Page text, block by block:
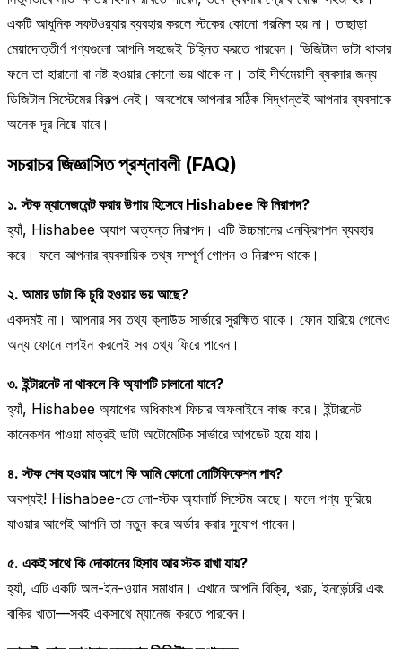
একটি আধুনিক সফটওয়্যার ব্যবহার করলে স্টকের কোনো গরমিল হয় না। তাছাড়া
মেয়াদোত্তীর্ণ পণ্যগুলো আপনি সহজেই চিহ্নিত করতে পারবেন। ডিজিটাল ডাটা থাকার
ফলে তা হারানো বা নষ্ট হওয়ার কোনো ভয় থাকে না। তাই দীর্ঘমেয়াদী ব্যবসার জন্য
ডিজিটাল সিস্টেমের বিকল্প নেই। অবশেষে আপনার সঠিক সিদ্ধান্তই আপনার ব্যবসাকে
অনেক দূর নিয়ে যাবে।
সচরাচর জিজ্ঞাসিত প্রশ্নাবলী (FAQ)
১. স্টক ম্যানেজমেন্ট করার উপায় হিসেবে Hishabee কি নিরাপদ?
হ্যাঁ, Hishabee অ্যাপ অত্যন্ত নিরাপদ। এটি উচ্চমানের এনক্রিপশন ব্যবহার
করে। ফলে আপনার ব্যবসায়িক তথ্য সম্পূর্ণ গোপন ও নিরাপদ থাকে।
২. আমার ডাটা কি চুরি হওয়ার ভয় আছে?
একদমই না। আপনার সব তথ্য ক্লাউড সার্ভারে সুরক্ষিত থাকে। ফোন হারিয়ে গেলেও
অন্য ফোনে লগইন করলেই সব তথ্য ফিরে পাবেন।
৩. ইন্টারনেট না থাকলে কি অ্যাপটি চালানো যাবে?
হ্যাঁ, Hishabee অ্যাপের অধিকাংশ ফিচার অফলাইনে কাজ করে। ইন্টারনেট
কানেকশন পাওয়া মাত্রই ডাটা অটোমেটিক সার্ভারে আপডেট হয়ে যায়।
৪. স্টক শেষ হওয়ার আগে কি আমি কোনো নোটিফিকেশন পাব?
অবশ্যই! Hishabee-তে লো-স্টক অ্যালার্ট সিস্টেম আছে। ফলে পণ্য ফুরিয়ে
যাওয়ার আগেই আপনি তা নতুন করে অর্ডার করার সুযোগ পাবেন।
৫. একই সাথে কি দোকানের হিসাব আর স্টক রাখা যায়?
হ্যাঁ, এটি একটি অল-ইন-ওয়ান সমাধান। এখানে আপনি বিক্রি, খরচ, ইনভেন্টরি এবং
বাকির খাতা—সবই একসাথে ম্যানেজ করতে পারবেন।